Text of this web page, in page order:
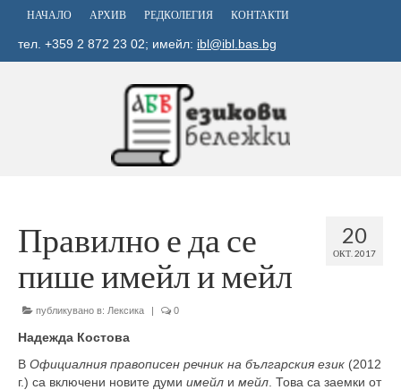
НАЧАЛО АРХИВ РЕДКОЛЕГИЯ КОНТАКТИ
тел. +359 2 872 23 02; имейл: ibl@ibl.bas.bg
20
ОКТ. 2017
Правилно е да се
пише имейл и мейл
публикувано в: Лексика | 0
Надежда Костова
В Официалния правописен речник на българския език (2012
г.) са включени новите думи имейл и мейл . Това са заемки от